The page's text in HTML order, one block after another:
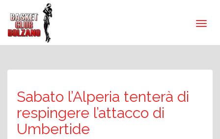
Sabato l’Alperia tenterà di
respingere l’attacco di
Umbertide